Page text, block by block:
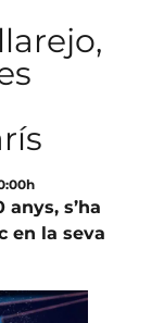
s’ha
en la seva